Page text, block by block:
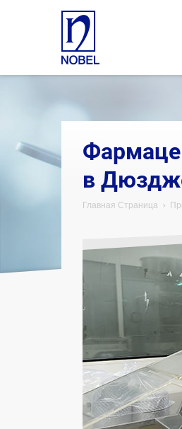
в
Главная Страница